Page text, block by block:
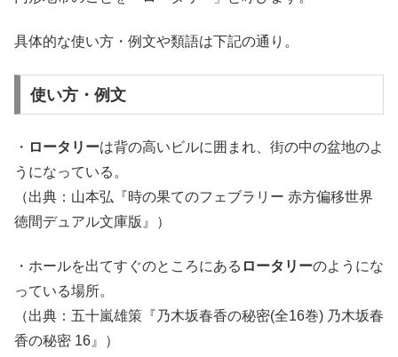
具体的な使い方・例文や類語は下記の通り。
使い方・例文
・ ロータリーは背の高いビルに囲まれ、街の中の盆地のよ
うになっている。
（出典：山本弘『時の果てのフェブラリー 赤方偏移世界
徳間デュアル文庫版』）
・ホールを出てすぐのところにある ロータリーのようにな
っている場所。
（出典：五十嵐雄策『乃木坂春香の秘密(全16巻) 乃木坂春
香の秘密 16』）